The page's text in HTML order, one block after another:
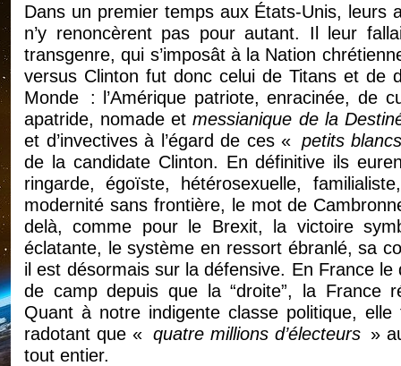
Dans un premier temps aux États-Unis, leurs
n’y renoncèrent pas pour autant. Il leur
transgenre, qui s’imposât à la Nation
versus Clinton fut donc celui de Titans et de
Monde : l’Amérique patriote, enracinée, de
apatride, nomade etmessianique de la
et d’invectives à l’égard de ces « petits
de la candidate Clinton. En définitive ils
ringarde, égoïste, hétérosexuelle,
modernité sans frontière, le mot de
delà, comme pour le Brexit, la victoire
éclatante, le système en ressort ébranlé, sa
il est désormais sur la défensive. En France
de camp depuis que la “droite”, la France
Quant à notre indigente classe politique,
radotant que « quatre millions d’électeurs»
tout entier.